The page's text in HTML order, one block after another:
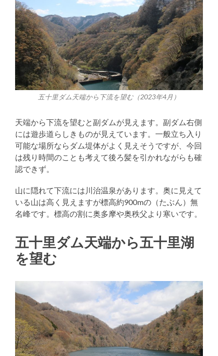
五十里ダム天端から下流を望む（2023年4月）
天端から下流を望むと副ダムが見えます。副ダム右側
には遊歩道らしきものが見えています。一般立ち入り
可能な場所ならダム堤体がよく見えそうですが、今回
は残り時間のことも考えて後ろ髪を引かれながらも確
認できず。
山に隠れて下流には川治温泉があります。奥に見えて
いる山は高く見えますが標高約900mの（たぶん）無
名峰です。標高の割に奥多摩や奥秩父より寒いです。
五十里ダム天端から五十里湖
を望む